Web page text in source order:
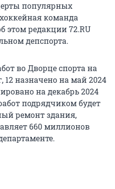
популярных
команда
этом редакции 72.RU
депспорта.
во Дворце спорта на
назначено на май 2024
на декабрь 2024
подрядчиком будет
ремонт здания,
660 миллионов